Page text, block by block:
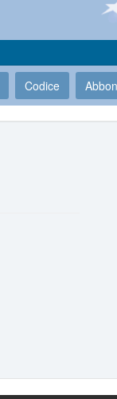
Codice